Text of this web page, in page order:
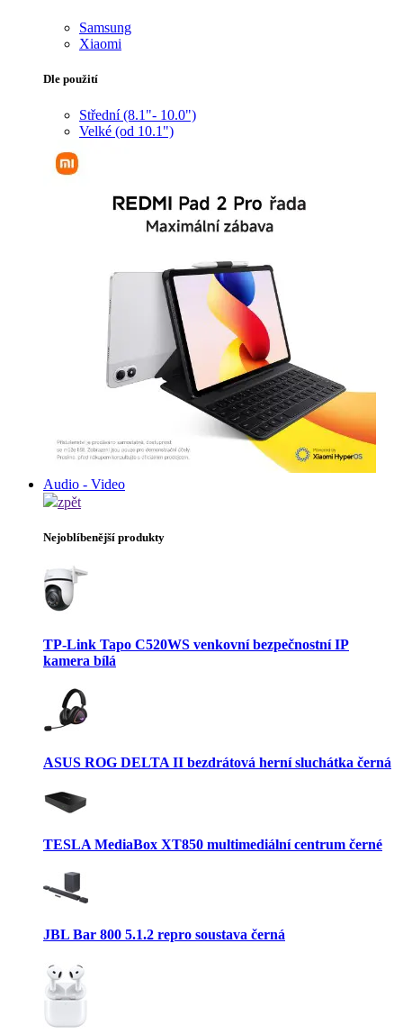
Samsung
Xiaomi
Dle použití
Střední (8.1"- 10.0")
Velké (od 10.1")
Audio - Video
zpět
Nejoblíbenější produkty
TP-Link Tapo C520WS venkovní bezpečnostní IP
kamera bílá
ASUS ROG DELTA II bezdrátová herní sluchátka černá
TESLA MediaBox XT850 multimediální centrum černé
JBL Bar 800 5.1.2 repro soustava černá